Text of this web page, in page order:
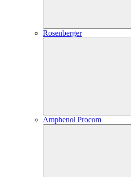
Rosenberger
Amphenol Procom